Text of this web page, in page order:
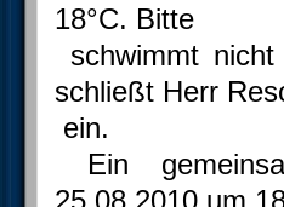
18°C. Bitte
schwimmt
schließt Herr
ein.
Ein
25.08.2010 um